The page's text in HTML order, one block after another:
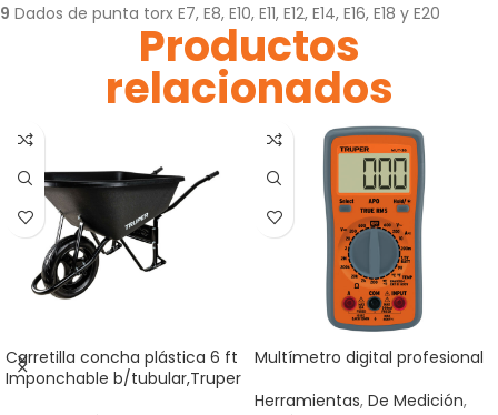
9 Dados de punta torx E7, E8, E10, E11, E12, E14, E16, E18 y E20
Productos
relacionados
Carretilla concha plástica 6 ft
Imponchable b/tubular,Truper
Multímetro digital profesional
Herramientas, De Medición,